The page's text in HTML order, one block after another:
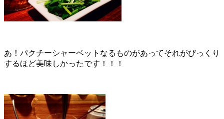
あ！パクチーシャーベットなるものがあってそれがびっくり
するほど美味しかったです！！！